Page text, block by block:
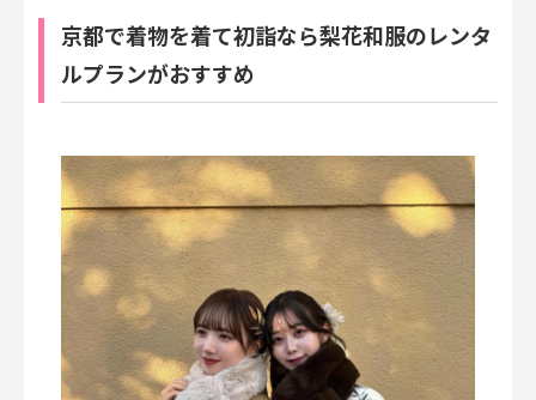
京都で着物を着て初詣なら梨花和服のレンタ
ルプランがおすすめ